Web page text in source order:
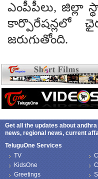
ఎంపీపీలు, జిల్లా
కార్పొరేషన్లలో
జరుగుతోంది.
Get all the updates about
news, regional news, current
TeluguOne Services
TV
KidsOne
Greetings